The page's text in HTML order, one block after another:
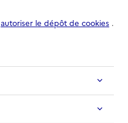
autoriser le dépôt de cookies .